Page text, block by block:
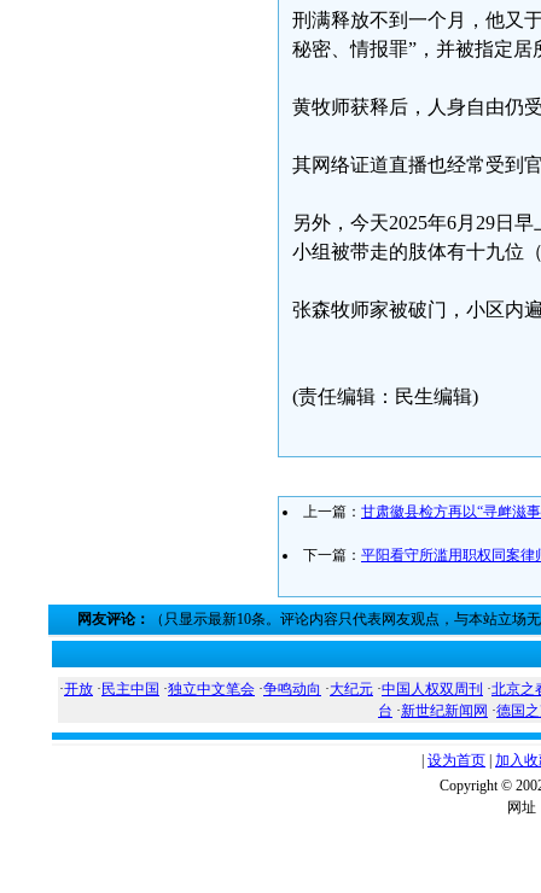
刑满释放不到一个月，他又
秘密、情报罪”，并被指定
黄牧师获释后，人身自由仍
其网络证道直播也经常受到
另外，今天2025年6月29日
小组被带走的肢体有十九位
张森牧师家被破门，小区内
(责任编辑：民生编辑)
上一篇： 甘肃徽县检方再以“寻衅滋
下一篇： 平阳看守所滥用职权同案律
网友评论： （只显示最新10条。评论内容只代表网友观点，与本站立场
·开放 · 民主中国 ·独立中文笔会 ·争鸣动向 ·大纪元 ·中国人权双周刊 ·北京之
台 ·新世纪新闻网 ·德国
设为首页 加入
Copyright ©
网址